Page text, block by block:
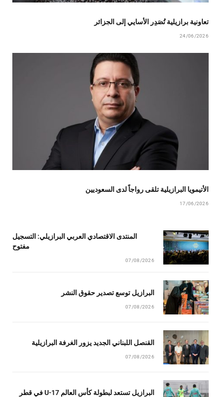
تعاونية برازيلية تُصَدِر الأسايي إلى الجزائر
24/06/2026
الأتيمويا البرازيلية تلقى رواجاً لدى السعوديين
17/06/2026
المنتدى الاقتصادي العربي البرازيلي: التسجيل
مفتوح
07/08/2026
البرازيل توسع تصدير حقوق النشر
07/08/2026
القنصل اللبناني الجديد يزور الغرفة البرازيلية
07/08/2026
البرازيل تستعد لبطولة كأس العالم U-17 في قطر